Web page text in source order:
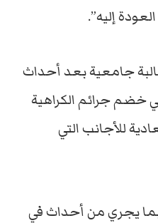
إليه”.
جامعية بعد أحداث
خضم جرائم الكراهية
للأجانب التي
يجري من أحداث في